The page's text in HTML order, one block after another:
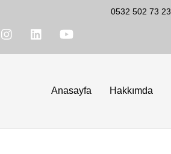
0532 502 73 23
Anasayfa Hakkımda